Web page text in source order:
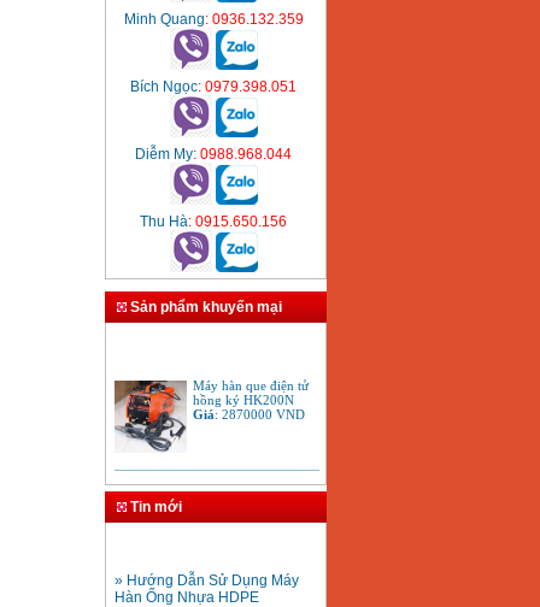
Minh Quang: 0936.132.359
Bích Ngọc: 0979.398.051
Diễm My: 0988.968.044
Thu Hà: 0915.650.156
Sản phẩm khuyến mại
Máy hàn que điện tử
hồng ký HK200N
Giá:2870000VND
gió đá oxy gas
Giá:650000VND
Tin mới
» Hướng Dẫn Sử Dụng Máy
Hàn Ống Nhựa HDPE